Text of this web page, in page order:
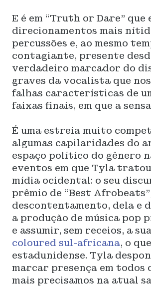
E é em “Truth or Dare” que
direcionamentos mais
percussões e, ao mesmo
contagiante, presente
verdadeiro marcador do
graves da vocalista que
falhas características de
faixas finais, em que a
É uma estreia muito
algumas capilaridades do
espaço político do gênero
eventos em que Tyla
mídia ocidental: o seu
prêmio de “Best
descontentamento, dela e
a produção de música pop
e assumir, sem receios, a
coloured sul-africana, o
estadunidense. Tyla
marcar presença em todos
mais precisamos na atual